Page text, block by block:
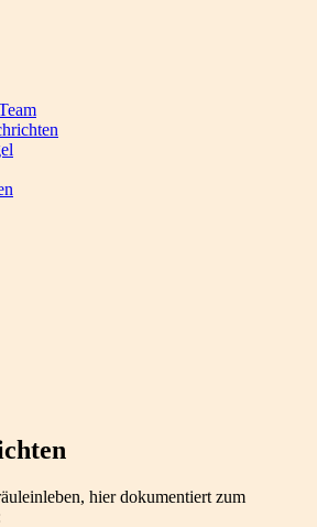
hier dokumentiert zum